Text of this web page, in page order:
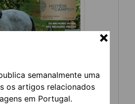
semanalmente uma
os artigos relacionados
em Portugal.